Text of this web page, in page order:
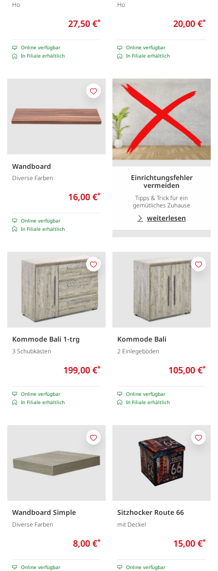
Ho
27,50 €*
Online verfügbar
In Filiale erhältlich
Ho
20,00 €*
Online verfügbar
In Filiale erhältlich
Wandboard
Diverse Farben
16,00 €*
Online verfügbar
In Filiale erhältlich
Merken
Einrichtungsfehler
vermeiden
Tipps & Trick für ein
gemütliches Zuhause
weiterlesen
Kommode Bali 1-trg
3 Schubkästen
199,00 €*
Online verfügbar
In Filiale erhältlich
Merken
Kommode Bali
2 Einlegeböden
105,00 €*
Online verfügbar
In Filiale erhältlich
Wandboard Simple
Diverse Farben
8,00 €*
Online verfügbar
Merken
Sitzhocker Route 66
mit Deckel
15,00 €*
Online verfügbar